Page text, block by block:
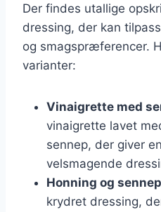
Der findes utallige
dressing, der kan
og smagspræferencer.
varianter:
Vinaigrette med
vinaigrette lavet
sennep, der giver
velsmagende
Honning og
krydret dressing,